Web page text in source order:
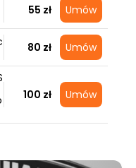
55 zł Umów
80 zł Umów
100 zł Umów